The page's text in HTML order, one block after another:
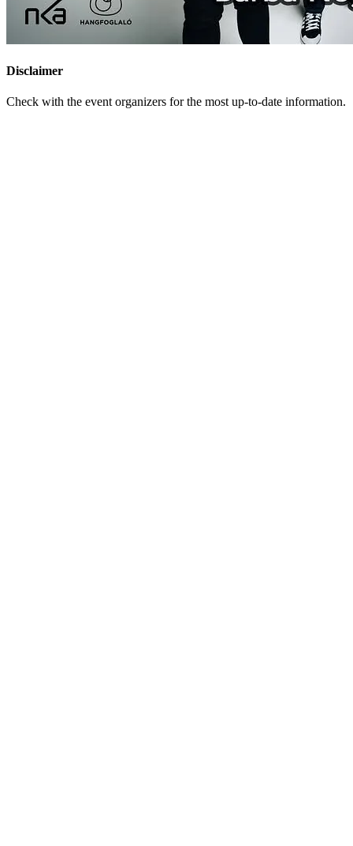
Disclaimer
Check with the event organizers for the most up-to-date information.